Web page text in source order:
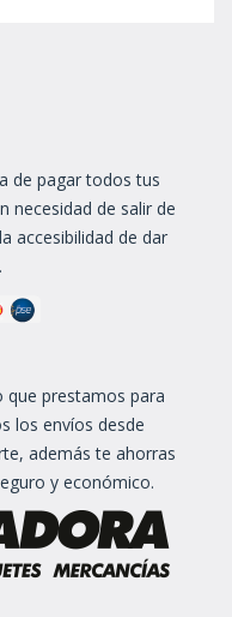
de pagar todos tus
necesidad de salir de
accesibilidad de dar
que prestamos para
los envíos desde
además te ahorras
y económico.